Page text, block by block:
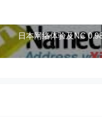
日本网络体验及NC